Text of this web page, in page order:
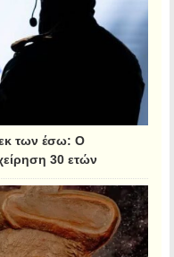
των έσω: Ο
30 ετών